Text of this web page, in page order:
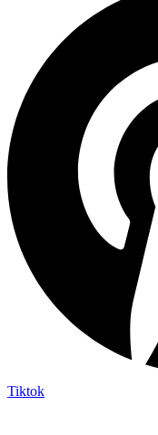
Tiktok